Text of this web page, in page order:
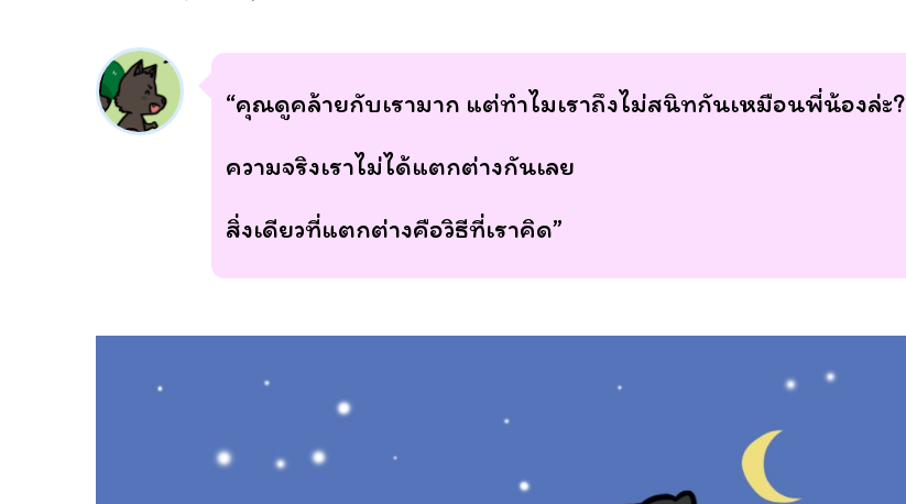
“คุณดูคล้ายกับเรามาก แต่ทำไมเราถึงไม่สนิทกันเหมือนพี่น้องล่ะ?
ความจริงเราไม่ได้แตกต่างกันเลย
สิ่งเดียวที่แตกต่างคือวิธีที่เราคิด”